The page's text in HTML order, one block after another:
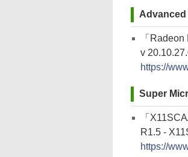
「
v
https://
Super
「
R1.5 -
https://